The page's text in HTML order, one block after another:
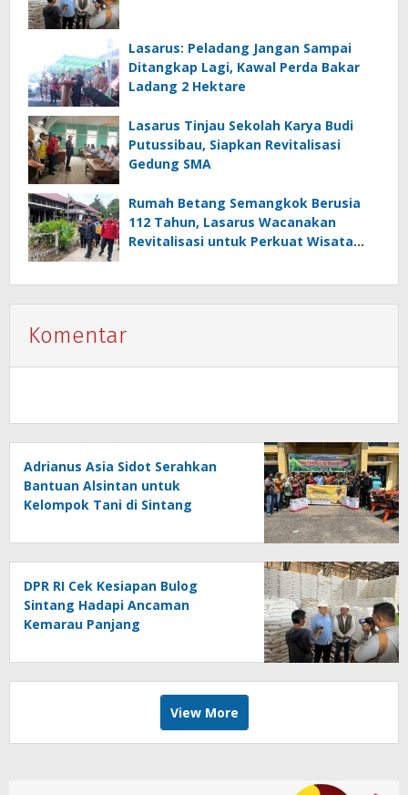
Lasarus: Peladang Jangan Sampai
Ditangkap Lagi, Kawal Perda Bakar
Ladang 2 Hektare
Lasarus Tinjau Sekolah Karya Budi
Putussibau, Siapkan Revitalisasi
Gedung SMA
Rumah Betang Semangkok Berusia
112 Tahun, Lasarus Wacanakan
Revitalisasi untuk Perkuat Wisata
Komentar
Adrianus Asia Sidot Serahkan
Bantuan Alsintan untuk
Kelompok Tani di Sintang
DPR RI Cek Kesiapan Bulog
Sintang Hadapi Ancaman
Kemarau Panjang
View More